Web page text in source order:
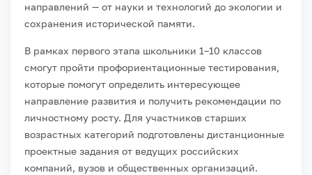
направлений — от науки и технологий до экологии и
сохранения исторической памяти.
В рамках первого этапа школьники 1–10 классов
смогут пройти профориентационные тестирования,
которые помогут определить интересующее
направление развития и получить рекомендации по
личностному росту. Для участников старших
возрастных категорий подготовлены дистанционные
проектные задания от ведущих российских
компаний, вузов и общественных организаций.